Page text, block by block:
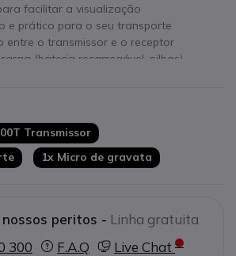
facilitar a visualização
e prático para o seu transporte
entre o transmissor e o receptor
(bateria recarregável, pilhas)
Transmissor
1x Micro de gravata
peritos - Linha gratuita
300
F.A.Q Live Chat